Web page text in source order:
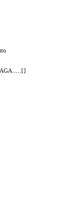
AGA.....[]